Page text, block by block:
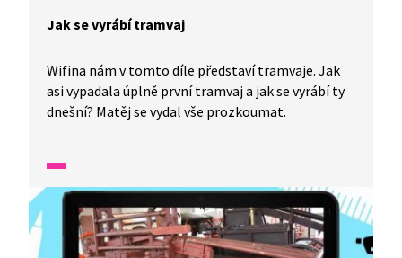
Jak se vyrábí tramvaj
Wifina nám v tomto díle představí tramvaje. Jak
asi vypadala úplně první tramvaj a jak se vyrábí ty
dnešní? Matěj se vydal vše prozkoumat.